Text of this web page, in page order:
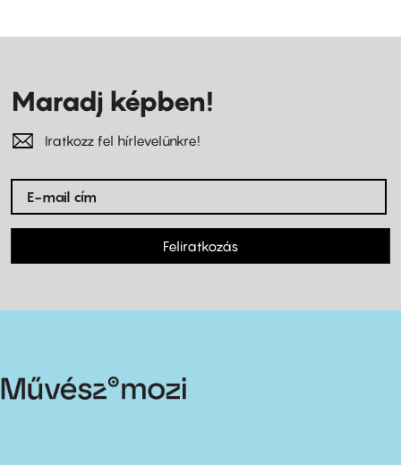
Maradj képben!
Iratkozz fel hírlevelünkre!
Feliratkozás